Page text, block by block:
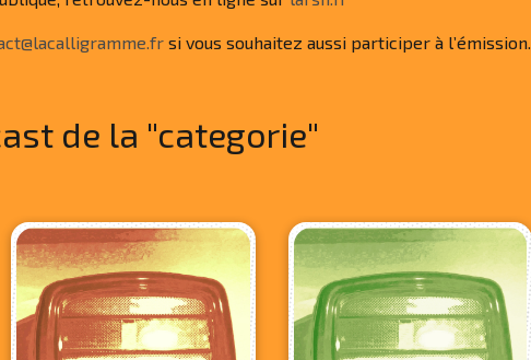
si vous souhaitez aussi participer à l’émission.
de la "categorie"